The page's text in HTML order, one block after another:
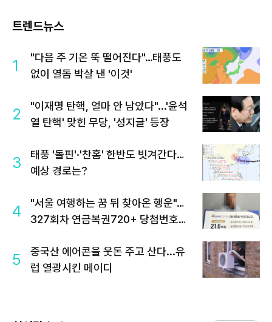
트렌드뉴스
1
"다음 주 기온 뚝 떨어진다"…태풍도
없이 열돔 박살 낸 '이것'
2
"이재명 탄핵, 얼마 안 남았다"...'윤석
열 탄핵' 맞힌 무당, '성지글' 등장
3
태풍 '돌핀'·'찬홈' 한반도 빗겨간다…
예상 경로는?
4
"서울 여행하는 꿈 뒤 찾아온 행운"…
327회차 연금복권720+ 당첨번호조
5
중국산 에어콘을 웃돈 주고 산다...유
럽 열광시킨 메이디